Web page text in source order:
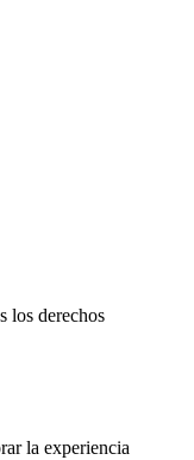
los derechos
la experiencia